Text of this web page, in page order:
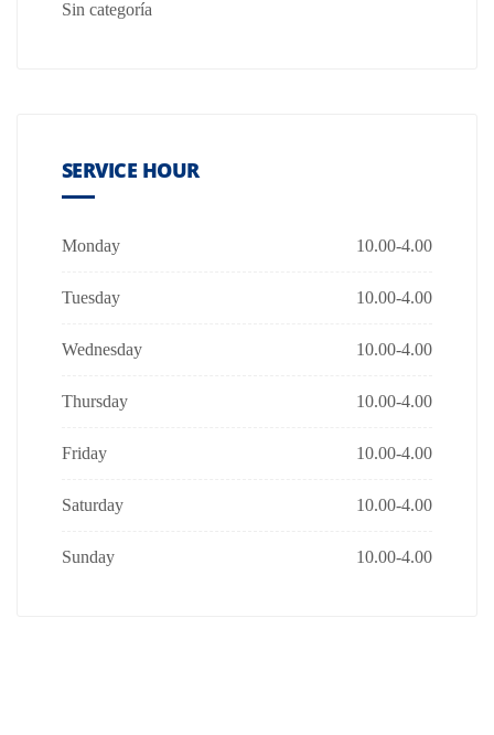
Sin categoría
SERVICE HOUR
Monday 10.00-4.00
Tuesday 10.00-4.00
Wednesday 10.00-4.00
Thursday 10.00-4.00
Friday 10.00-4.00
Saturday 10.00-4.00
Sunday 10.00-4.00